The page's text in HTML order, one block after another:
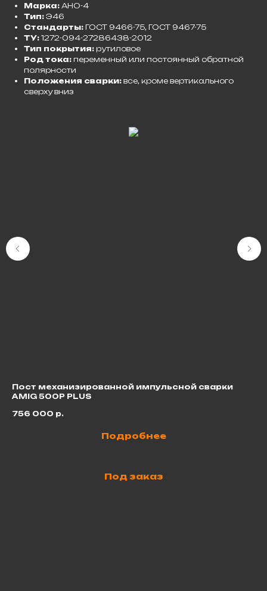
Марка: АНО-4
Тип: Э46
Стандарты: ГОСТ 9466-75, ГОСТ 9467-75
ТУ: 1272-094-27286438-2012
Тип покрытия: рутиловое
Род тока: переменный или постоянный обратной
полярности
Положения сварки: все, кроме вертикального
сверху вниз
Пост механизированной импульсной сварки
AMIG 500P PLUS
756 000 р.
Подробнее
Под заказ